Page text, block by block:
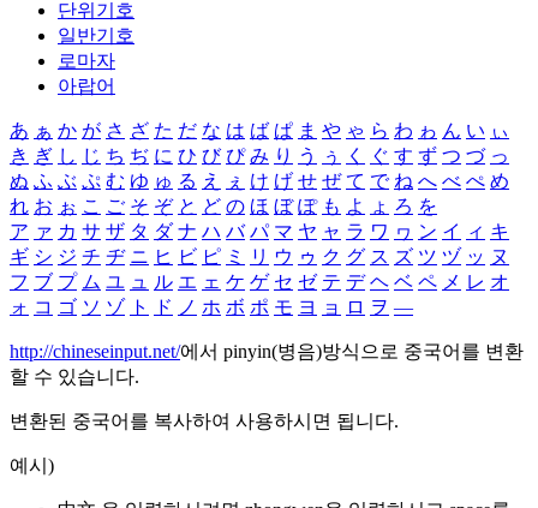
단위기호
일반기호
로마자
아랍어
あ ぁ か が さ ざ た だ な は ば ぱ ま や ゃ ら わ ゎ ん い ぃ
き ぎ し じ ち ぢ に ひ び ぴ み り う ぅ く ぐ す ず つ づ っ
ぬ ふ ぶ ぷ む ゆ ゅ る え ぇ け げ せ ぜ て で ね へ べ ぺ め
れ お ぉ こ ご そ ぞ と ど の ほ ぼ ぽ も よ ょ ろ を
ア ァ カ サ ザ タ ダ ナ ハ バ パ マ ヤ ャ ラ ワ ヮ ン イ ィ キ
ギ シ ジ チ ヂ ニ ヒ ビ ピ ミ リ ウ ゥ ク グ ス ズ ツ ヅ ッ ヌ
フ ブ プ ム ユ ュ ル エ ェ ケ ゲ セ ゼ テ デ ヘ ベ ペ メ レ オ
ォ コ ゴ ソ ゾ ト ド ノ ホ ボ ポ モ ヨ ョ ロ ヲ ―
http://chineseinput.net/에서 pinyin(병음)방식으로 중국어를 변환
할 수 있습니다.
변환된 중국어를 복사하여 사용하시면 됩니다.
예시)